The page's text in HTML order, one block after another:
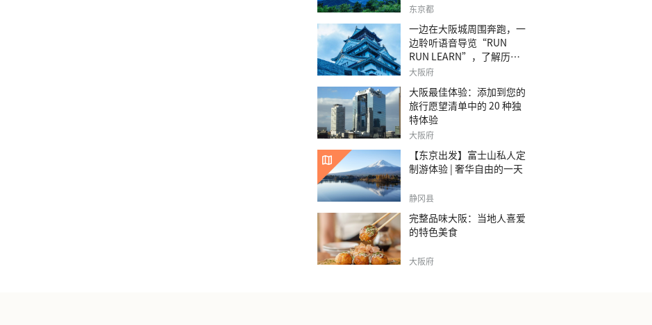
之旅。
东京都
一边在大阪城周围奔跑，一
边聆听语音导览“RUN
RUN LEARN”，了解历
史。
大阪府
大阪最佳体验：添加到您的
旅行愿望清单中的 20 种独
特体验
大阪府
【东京出发】富士山私人定
制游体验 | 奢华自由的一天
静冈县
完整品味大阪：当地人喜爱
的特色美食
大阪府